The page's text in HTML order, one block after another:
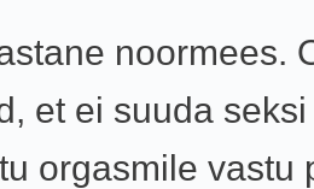
noormees.
et ei suuda
orgasmile vastu